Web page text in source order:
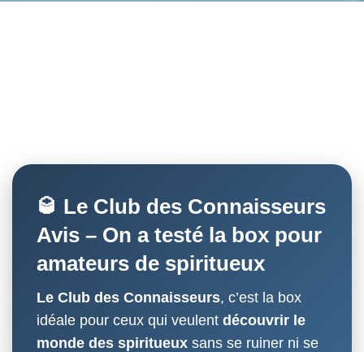
🥃 Le Club des Connaisseurs
Avis – On a testé la box pour
amateurs de spiritueux
Le Club des Connaisseurs, c’est la box
idéale pour ceux qui veulent découvrir le
monde des spiritueux sans se ruiner ni se